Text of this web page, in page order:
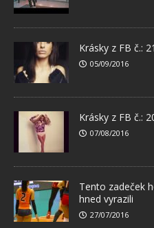
Krásky z FB č.:
05/09/2016
Krásky z FB č.:
07/08/2016
Tento zadeček
hned vyrazili
27/07/2016